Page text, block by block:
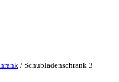
/ Schubladenschrank 3